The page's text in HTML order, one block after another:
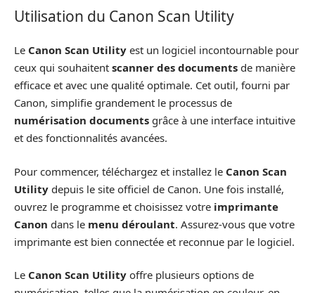
Utilisation du Canon Scan Utility
Le Canon Scan Utility est un logiciel incontournable pour
ceux qui souhaitent scanner des documents de manière
efficace et avec une qualité optimale. Cet outil, fourni par
Canon, simplifie grandement le processus de
numérisation documents grâce à une interface intuitive
et des fonctionnalités avancées.
Pour commencer, téléchargez et installez le Canon Scan
Utility depuis le site officiel de Canon. Une fois installé,
ouvrez le programme et choisissez votre imprimante
Canon dans le menu déroulant. Assurez-vous que votre
imprimante est bien connectée et reconnue par le logiciel.
Le Canon Scan Utility offre plusieurs options de